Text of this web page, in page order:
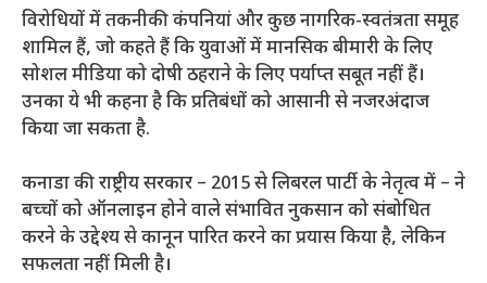
विरोधियों में तकनीकी कंपनियां और कुछ नागरिक-स्वतंत्रता समूह
शामिल हैं, जो कहते हैं कि युवाओं में मानसिक बीमारी के लिए
सोशल मीडिया को दोषी ठहराने के लिए पर्याप्त सबूत नहीं हैं।
उनका ये भी कहना है कि प्रतिबंधों को आसानी से नजरअंदाज
किया जा सकता है.
कनाडा की राष्ट्रीय सरकार – 2015 से लिबरल पार्टी के नेतृत्व में – ने
बच्चों को ऑनलाइन होने वाले संभावित नुकसान को संबोधित
करने के उद्देश्य से कानून पारित करने का प्रयास किया है, लेकिन
सफलता नहीं मिली है।